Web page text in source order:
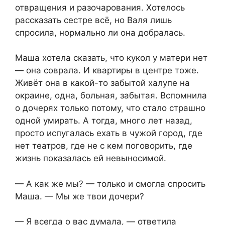
отвращения и разочарования. Хотелось
рассказать сестре всё, но Валя лишь
спросила, нормально ли она добралась.
Маша хотела сказать, что кукол у матери нет
— она соврала. И квартиры в центре тоже.
Живёт она в какой-то забытой халупе на
окраине, одна, больная, забытая. Вспомнила
о дочерях только потому, что стало страшно
одной умирать. А тогда, много лет назад,
просто испугалась ехать в чужой город, где
нет театров, где не с кем поговорить, где
жизнь показалась ей невыносимой.
— А как же мы? — только и смогла спросить
Маша. — Мы же твои дочери?
— Я всегда о вас думала, — ответила